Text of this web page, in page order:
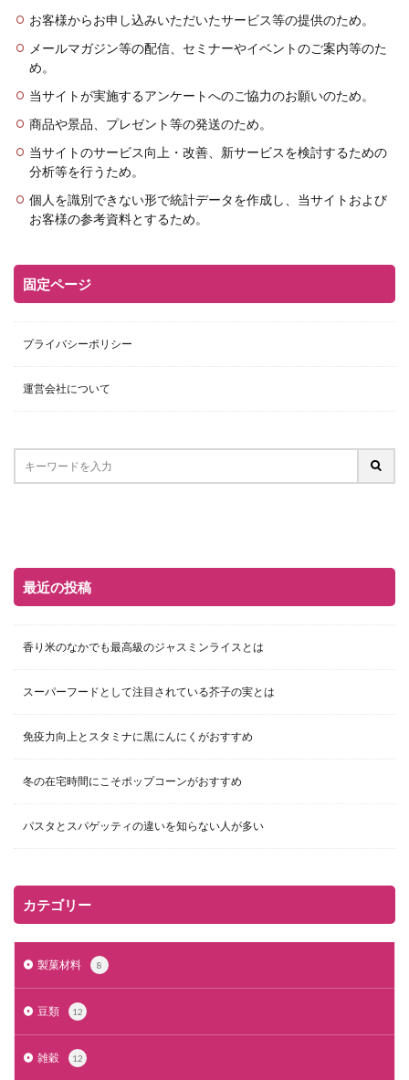
お客様からお申し込みいただいたサービス等の提供のため。
メールマガジン等の配信、セミナーやイベントのご案内等のた
め。
当サイトが実施するアンケートへのご協力のお願いのため。
商品や景品、プレゼント等の発送のため。
当サイトのサービス向上・改善、新サービスを検討するための
分析等を行うため。
個人を識別できない形で統計データを作成し、当サイトおよび
お客様の参考資料とするため。
固定ページ
プライバシーポリシー
運営会社について
最近の投稿
香り米のなかでも最高級のジャスミンライスとは
スーパーフードとして注目されている芥子の実とは
免疫力向上とスタミナに黒にんにくがおすすめ
冬の在宅時間にこそポップコーンがおすすめ
パスタとスパゲッティの違いを知らない人が多い
カテゴリー
製菓材料 8
豆類 12
雑穀 12